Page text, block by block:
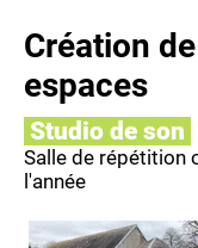
Création
espaces
Studio de son
Salle de répétition
l'année